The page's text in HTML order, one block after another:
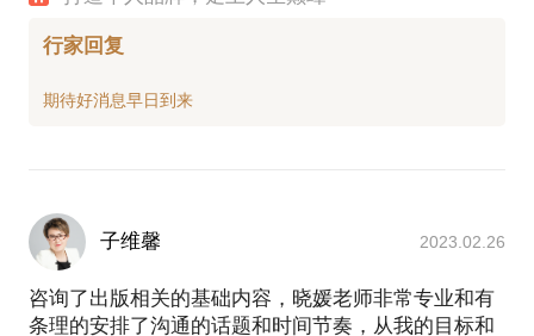
行家回复
子维馨 2023.02.26
咨询了出版相关的基础内容，晓媛老师非常专业和有
条理的安排了沟通的话题和时间节奏，从我的目标和